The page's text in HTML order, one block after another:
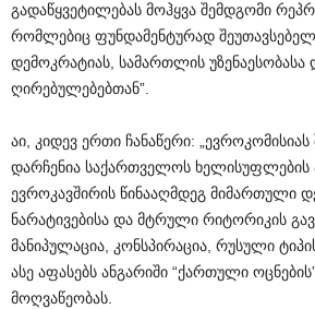
გადაწყვეტილებას მოჰყვა შემდგომი
რომლებიც ფუნდამენტურად
დემოკრატიას, სამართლის უზენაესობასა
ღირებულებებთან”.
აი, კიდევ ერთი ჩანაწერი:
დარჩენია საქართველოს ხელისუფლების
ევროკავშირის წინააღმდეგ მიმართული
ნარატივებისა და მტრული რიტორიკის
მანიპულაცია, კონსპირაცია, რუსული
ასე აფასებს ანგარიში “ქართული
მოღვაწეობას.